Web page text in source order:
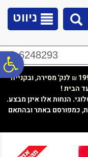
ניווט
02-6248293
₪ לנק' מסירה, ובקנייה
הבית !
הנחות אלו אינן מבצע.
כמפורסם באתר ובהתאם